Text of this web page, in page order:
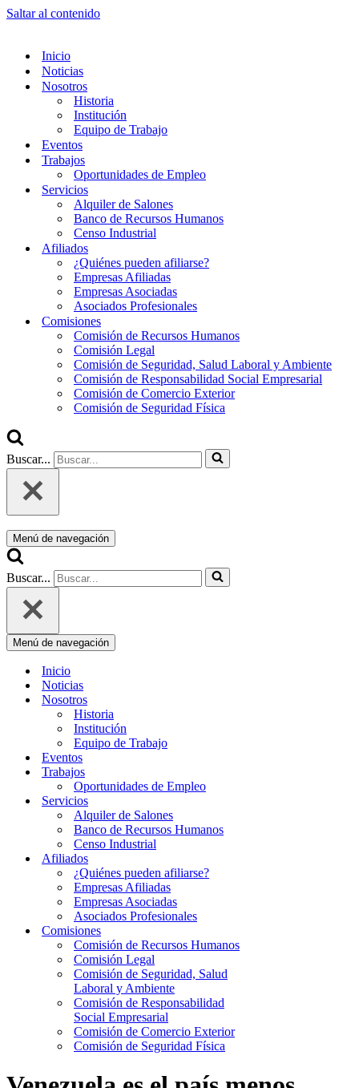
Saltar al contenido
Inicio
Noticias
Nosotros
Historia
Institución
Equipo de Trabajo
Eventos
Trabajos
Oportunidades de Empleo
Servicios
Alquiler de Salones
Banco de Recursos Humanos
Censo Industrial
Afiliados
¿Quiénes pueden afiliarse?
Empresas Afiliadas
Empresas Asociadas
Asociados Profesionales
Comisiones
Comisión de Recursos Humanos
Comisión Legal
Comisión de Seguridad, Salud Laboral y Ambiente
Comisión de Responsabilidad Social Empresarial
Comisión de Comercio Exterior
Comisión de Seguridad Física
Buscar...
Menú de navegación
Buscar...
Menú de navegación
Inicio
Noticias
Nosotros
Historia
Institución
Equipo de Trabajo
Eventos
Trabajos
Oportunidades de Empleo
Servicios
Alquiler de Salones
Banco de Recursos Humanos
Censo Industrial
Afiliados
¿Quiénes pueden afiliarse?
Empresas Afiliadas
Empresas Asociadas
Asociados Profesionales
Comisiones
Comisión de Recursos Humanos
Comisión Legal
Comisión de Seguridad, Salud
Laboral y Ambiente
Comisión de Responsabilidad
Social Empresarial
Comisión de Comercio Exterior
Comisión de Seguridad Física